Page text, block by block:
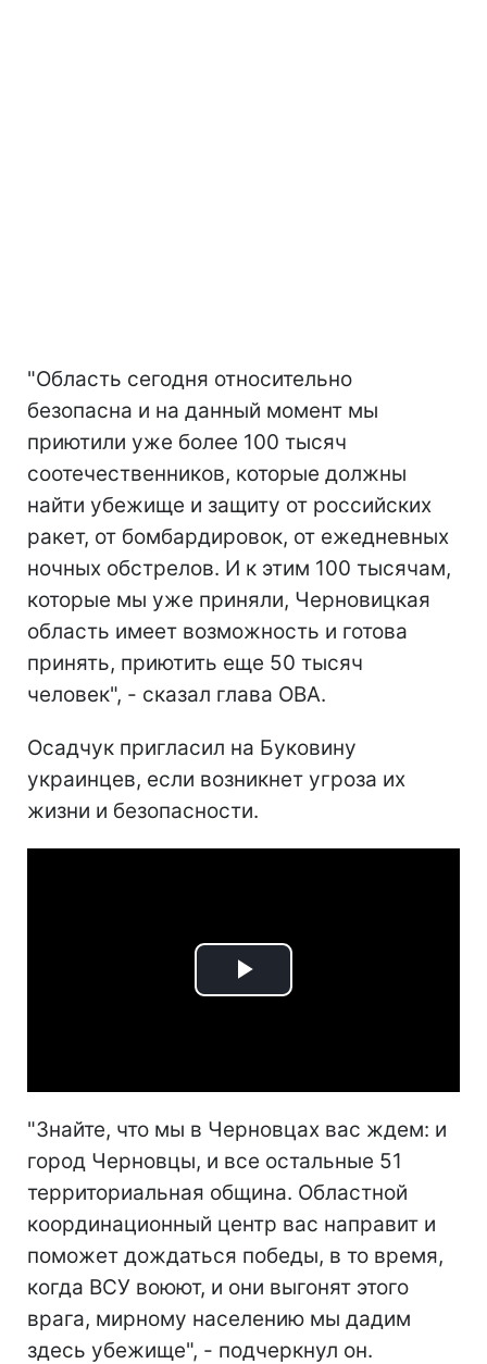
"Область сегодня относительно
безопасна и на данный момент мы
приютили уже более 100 тысяч
соотечественников, которые должны
найти убежище и защиту от российских
ракет, от бомбардировок, от ежедневных
ночных обстрелов. И к этим 100 тысячам,
которые мы уже приняли, Черновицкая
область имеет возможность и готова
принять, приютить еще 50 тысяч
человек", - сказал глава ОВА.
Осадчук пригласил на Буковину
украинцев, если возникнет угроза их
жизни и безопасности.
Play
"Знайте, что мы в Черновцах вас ждем: и
город Черновцы, и все остальные 51
территориальная община. Областной
координационный центр вас направит и
поможет дождаться победы, в то время,
когда ВСУ воюют, и они выгонят этого
врага, мирному населению мы дадим
здесь убежище", - подчеркнул он.